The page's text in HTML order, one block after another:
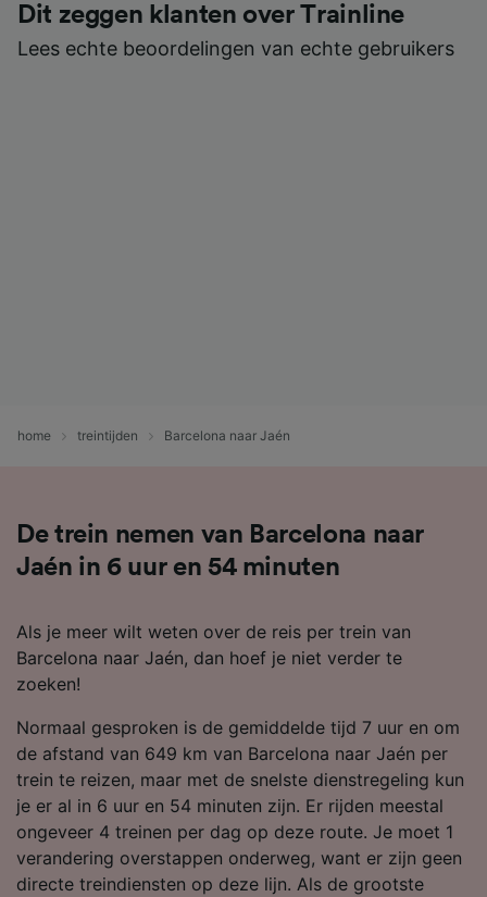
Dit zeggen klanten over Trainline
Lees echte beoordelingen van echte gebruikers
home treintijden Barcelona naar Jaén
De trein nemen van Barcelona naar
Jaén in 6 uur en 54 minuten
Als je meer wilt weten over de reis per trein van
Barcelona naar Jaén, dan hoef je niet verder te
zoeken!
Normaal gesproken is de gemiddelde tijd 7 uur en om
de afstand van 649 km van Barcelona naar Jaén per
trein te reizen, maar met de snelste dienstregeling kun
je er al in 6 uur en 54 minuten zijn. Er rijden meestal
ongeveer 4 treinen per dag op deze route. Je moet 1
verandering overstappen onderweg, want er zijn geen
directe treindiensten op deze lijn. Als de grootste